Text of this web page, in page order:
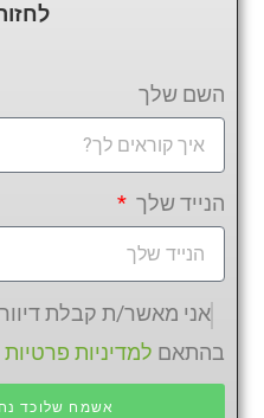
השם שלך
הנייד שלך
אני מאשר/ת קבלת
בהתאם למדיניות פרטיות
אשמח שלוכד